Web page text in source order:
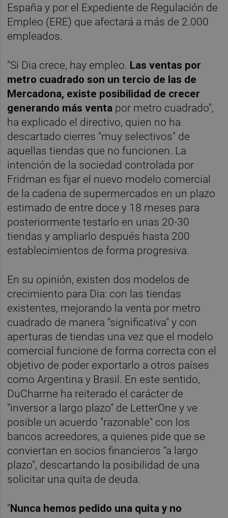
España y por el Expediente de Regulación de
Empleo (ERE) que afectará a más de 2.000
empleados.
"Si Dia crece, hay empleo. Las ventas por
metro cuadrado son un tercio de las de
Mercadona, existe posibilidad de crecer
generando más venta por metro cuadrado",
ha explicado el directivo, quien no ha
descartado cierres "muy selectivos" de
aquellas tiendas que no funcionen. La
intención de la sociedad controlada por
Fridman es fijar el nuevo modelo comercial
de la cadena de supermercados en un plazo
estimado de entre doce y 18 meses para
posteriormente testarlo en unas 20-30
tiendas y ampliarlo después hasta 200
establecimientos de forma progresiva.
En su opinión, existen dos modelos de
crecimiento para Dia: con las tiendas
existentes, mejorando la venta por metro
cuadrado de manera "significativa" y con
aperturas de tiendas una vez que el modelo
comercial funcione de forma correcta con el
objetivo de poder exportarlo a otros países
como Argentina y Brasil. En este sentido,
DuCharme ha reiterado el carácter de
"inversor a largo plazo" de LetterOne y ve
posible un acuerdo "razonable" con los
bancos acreedores, a quienes pide que se
conviertan en socios financieros "a largo
plazo", descartando la posibilidad de una
solicitar una quita de deuda.
"Nunca hemos pedido una quita y no